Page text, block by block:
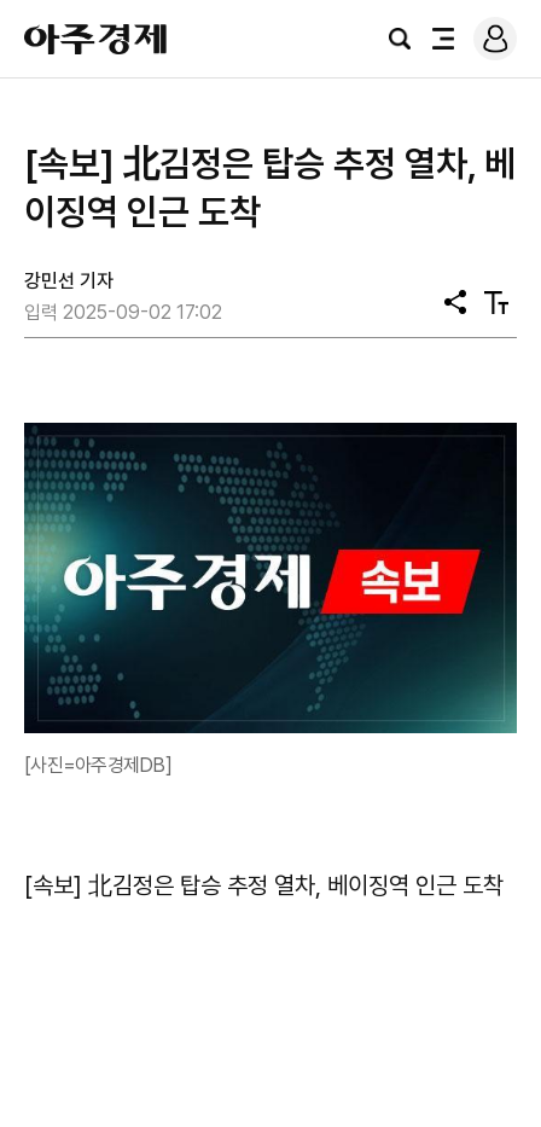
아
주
경
검
전
로
그
[속보] 北김정은 탑승 추정 열차, 베
이징역 인근 도착
강민선 기자
입력 2025-09-02 17:02
공
유
텍
스
[사진=아주경제DB]
[속보] 北김정은 탑승 추정 열차, 베이징역 인근 도착